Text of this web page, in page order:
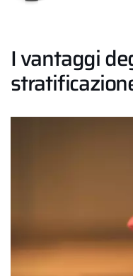
I vantaggi